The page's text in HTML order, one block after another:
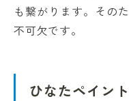
も繋がります。その
不可欠です。
ひなたペイン